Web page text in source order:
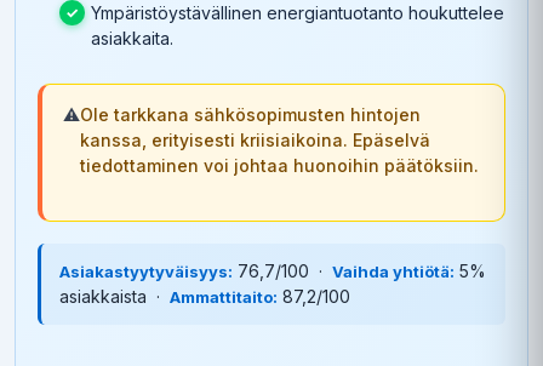
Ympäristöystävällinen energiantuotanto houkuttelee
asiakkaita.
⚠️Ole tarkkana sähkösopimusten hintojen
kanssa, erityisesti kriisiaikoina. Epäselvä
tiedottaminen voi johtaa huonoihin päätöksiin.
Asiakastyytyväisyys: 76,7/100 · Vaihda yhtiötä: 5%
asiakkaista · Ammattitaito: 87,2/100